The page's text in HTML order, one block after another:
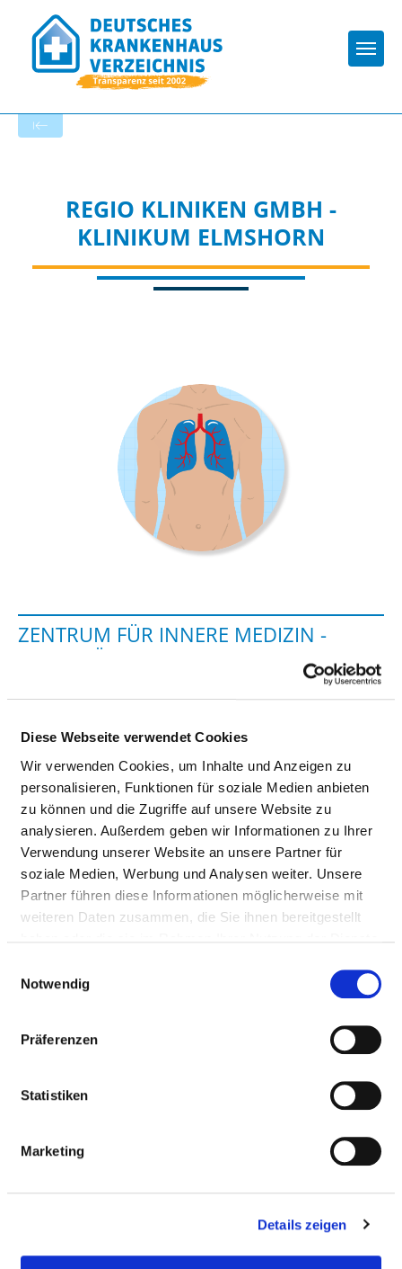
Diese Webseite verwendet Cookies
Wir verwenden Cookies, um Inhalte und Anzeigen zu
personalisieren, Funktionen für soziale Medien anbieten
zu können und die Zugriffe auf unsere Website zu
analysieren. Außerdem geben wir Informationen zu Ihrer
Verwendung unserer Website an unsere Partner für
soziale Medien, Werbung und Analysen weiter. Unsere
Partner führen diese Informationen möglicherweise mit
weiteren Daten zusammen, die Sie ihnen bereitgestellt
Notwendig
Präferenzen
Statistiken
Marketing
Details zeigen
REGIO KLINIKEN GMBH -
KLINIKUM ELMSHORN
ZENTRUM FÜR INNERE MEDIZIN -
KLINIK FÜR PNEUMOLOGIE UND
BEATMUNGSMEDIZIN ELMSHORN
Agnes-Karll-Allee 17
25337 Elmshorn
Tel.:04121-798-3768
Fax: 04121-798-527
Mail:ed.anas@traflhow.eleirbag
Mit Notfallambulanz
Anfahrt
https://www.sana.de/regiokliniken
Ärztliche Leitung
Informationen und Leistungen der
Fachabteilung
FALLZAHLEN